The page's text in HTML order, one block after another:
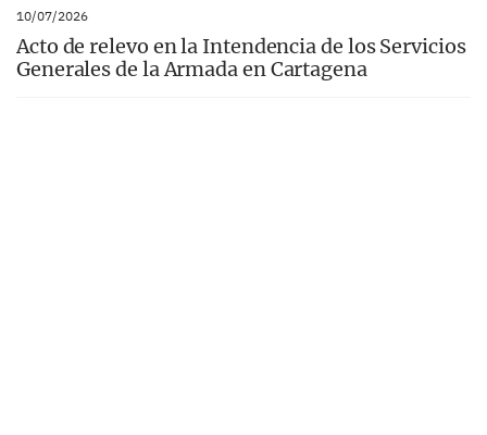
10/07/2026
Acto de relevo en la Intendencia de los Servicios
Generales de la Armada en Cartagena